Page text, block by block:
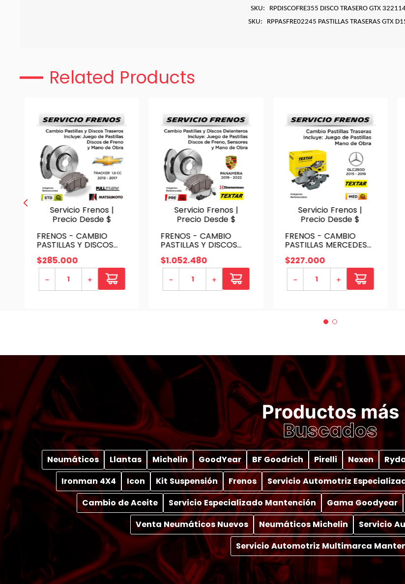
SKU: RPDISCOFRE355 DISCO TRASERO GTX
SKU: RPPASFRE02245 PASTILLAS TRASERAS GTX
Related Products
Servicio Frenos |
Precio Desde $
FRENOS - CAMBIO
PASTILLAS Y DISCOS
CHEVROLET TRACKER
1.8 CC 2013 - 2017 |
TRASERAS - PAST.
MATSUMOTO - DISC.
FULLSTARK
$285.000
＋
－
Servicio Frenos |
Precio Desde $
FRENOS - CAMBIO
PASTILLAS Y DISCOS
PORSCHE PANAMERA
2019 - 2022 -
DELANTEROS | INCL.
SENSOR P. TEXTAR - D.
ZIMMERMAN -
$1.052.480
＋
－
Servicio Frenos |
Precio Desde $
FRENOS - CAMBIO
PASTILLAS MERCEDES
BENZ GLC250D 2015 -
2019 - TRASERAS | P.
TEXTAR - SERVICIO
$227.000
＋
－
Productos más
Buscados
Neumáticos Llantas Michelin GoodYear BF Goodrich Pirelli Nexen
Ironman 4X4
Icon Kit Suspensión Frenos Servicio Automotriz
Cambio de Aceite
Servicio Especializado Mantención Gama Goodyear
Venta Neumáticos Nuevos
Neumáticos Michelin
Servicio
Servicio Automotriz Multimarca